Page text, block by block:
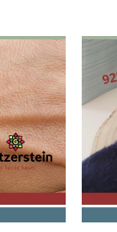
Dieses
Produkt
weist
mehrere
Varianten
auf.
Die
Optionen
können
auf
€
€